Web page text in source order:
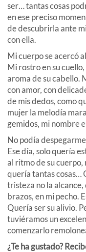
ser… tantas cosas
en ese preciso
de descubrirla ante
con ella.
Mi cuerpo se acercó
Mi rostro en su
aroma de su cabello.
con amor, con
de mis dedos, como
mujer la melodía
gemidos, mi nombre
No podía
Ese día, solo quería
al ritmo de su cuerpo,
quería tantas cosas…
tristeza no la
brazos, en mi pecho.
Quería ser su alivio.
tuviéramos un
comenzarlo
¿Te ha gustado?